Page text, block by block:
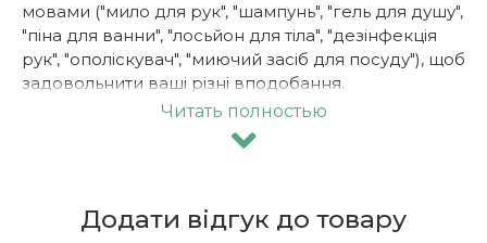
мовами ("мило для рук", "шампунь", "гель для душу",
"піна для ванни", "лосьйон для тіла", "дезінфекція
рук", "ополіскувач", "миючий засіб для посуду"), щоб
задовольнити ваші різні вподобання.
3 пластикові пляшки бурштинового кольору;
2 комплекта водонепроникних етикеток по 8 шт.;
Читать полностью
Додати відгук до товару